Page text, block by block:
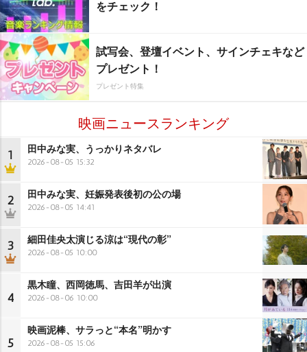
をチェック！
試写会、登壇イベント、サインチェキなど
プレゼント！
プレゼント特集
映画ニュースランキング
1 田中みな実、うっかりネタバレ
2026-08-05 15:32
2 田中みな実、妊娠発表後初の公の場
2026-08-05 14:41
3 細田佳央太演じる涼は“現代の彰”
2026-08-05 10:00
4
黒木瞳、西岡徳馬、吉田羊が出演
2026-08-06 10:00
5
映画泥棒、サラっと“本名”明かす
2026-08-05 15:06